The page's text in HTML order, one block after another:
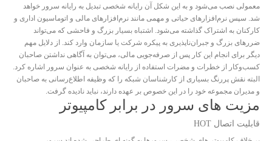
معمولی نصب می‌شود و به این شکل آن رایانه شخصی تبدیل به رایانه سرور خواهد
شد. سپس نرم‌افزارهای حیاتی و مهمی مانند نرم‌افزارهای مالی و اتوماسیون اداری و
کارکنان به اشتراک گذاشته می‌شود. اشتباه بسیار بزرگ و فاحشی که می‌تواند
ضررهای بزرگ و جبران‌ناپذیری به پیکره شرکت یا سازمان وارد کند. از دلایل مهم
دیگر برای انجام این کار پس از صرفه‌جویی مالی، می‌توان به آگاهی نداشتن صاحبان
کسب‌وکار از خطرات و مضرات استفاده از رایانه شخصی به عنوان سرور اشاره کرد.
البته نقش پررنگ بسیاری از کارشناسان شبکه را که وظیفه اطلاع‌رسانی به صاحبان
و مدیران مجموعه خود را در این خصوص بر عهده دارند، نباید نادیده گرفت.
مزیت های سرور در برابر کامپیوتر
قابلیت اتصال HOT